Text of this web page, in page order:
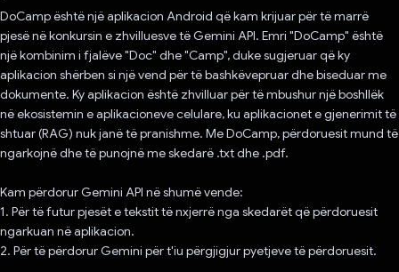
DoCamp është një aplikacion Android që kam krijuar për të marrë
pjesë në konkursin e zhvilluesve të Gemini API. Emri "DoCamp" është
një kombinim i fjalëve "Doc" dhe "Camp", duke sugjeruar që ky
aplikacion shërben si një vend për të bashkëvepruar dhe biseduar me
dokumente. Ky aplikacion është zhvilluar për të mbushur një boshllëk
në ekosistemin e aplikacioneve celulare, ku aplikacionet e gjenerimit të
shtuar (RAG) nuk janë të pranishme. Me DoCamp, përdoruesit mund të
ngarkojnë dhe të punojnë me skedarë .txt dhe .pdf.
Kam përdorur Gemini API në shumë vende:
1. Për të futur pjesët e tekstit të nxjerrë nga skedarët që përdoruesit
ngarkuan në aplikacion.
2. Për të përdorur Gemini për t'iu përgjigjur pyetjeve të përdoruesit.